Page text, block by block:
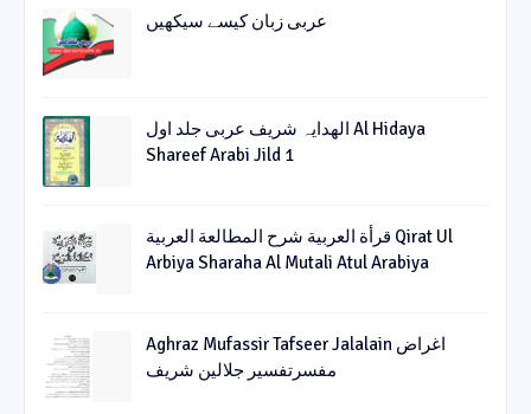
عربی زبان کیسے سیکھیں
الھدایہ شریف عربی جلد اول Al Hidaya
Shareef Arabi Jild 1
قرأة العربیة شرح المطالعة العربیة Qirat Ul
Arbiya Sharaha Al Mutali Atul Arabiya
Aghraz Mufassir Tafseer Jalalain اغراض
مفسرتفسیر جلالین شریف